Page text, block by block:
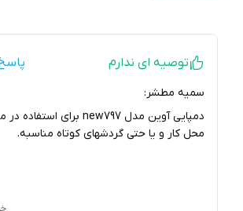
توصیه ای ندارم پاسخ
سمیه مطشر:
دمپایی آوین مدل new797 برای استفاده در منزل،
محل کار و یا حتی گردشهای کوتاه مناسبه.